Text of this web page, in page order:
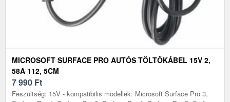
MICROSOFT SURFACE PRO AUTÓS TÖLTŐKÁBEL 15V 2,
58A 112, 5CM
7 990 Ft
Feszültség: 15V - kompatibilis modellek: Microsoft Surface Pro 3,